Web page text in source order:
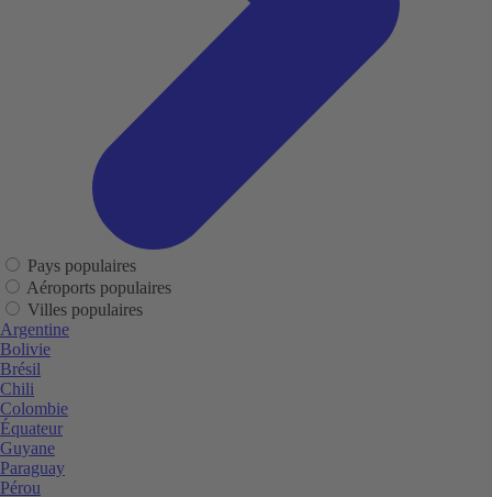
Pays populaires
Aéroports populaires
Villes populaires
Argentine
Bolivie
Brésil
Chili
Colombie
Équateur
Guyane
Paraguay
Pérou